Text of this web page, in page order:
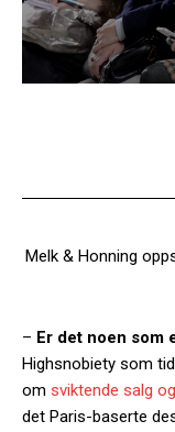
Melk & Honning
– Er det noen som
Highsnobiety som
om sviktende salg
det Paris-baserte